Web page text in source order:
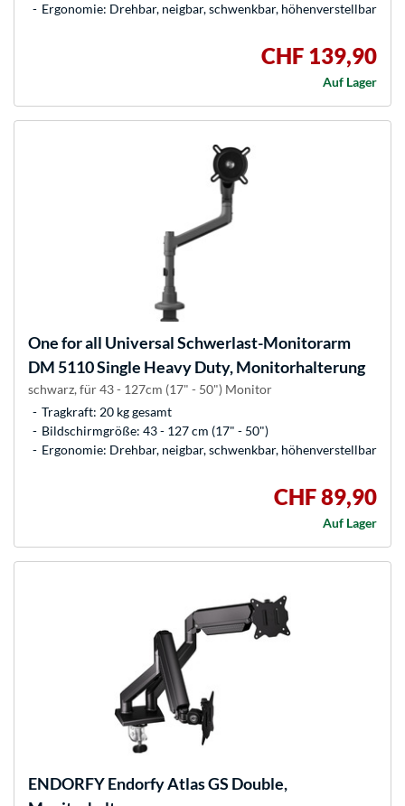
Ergonomie: Drehbar, neigbar, schwenkbar, höhenverstellbar
CHF 139,90
Auf Lager
One for all Universal Schwerlast-Monitorarm
DM 5110 Single Heavy Duty, Monitorhalterung
schwarz, für 43 - 127cm (17" - 50") Monitor
Tragkraft: 20 kg gesamt
Bildschirmgröße: 43 - 127 cm (17" - 50")
Ergonomie: Drehbar, neigbar, schwenkbar, höhenverstellbar
CHF 89,90
Auf Lager
ENDORFYEndorfy Atlas GS Double,